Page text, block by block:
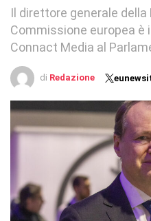
Il direttore generale della
Commissione europea
Connact Media al
di Redazione